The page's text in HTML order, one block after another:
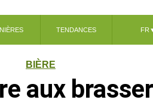
TENDANCES FR
BIÈRE
aux